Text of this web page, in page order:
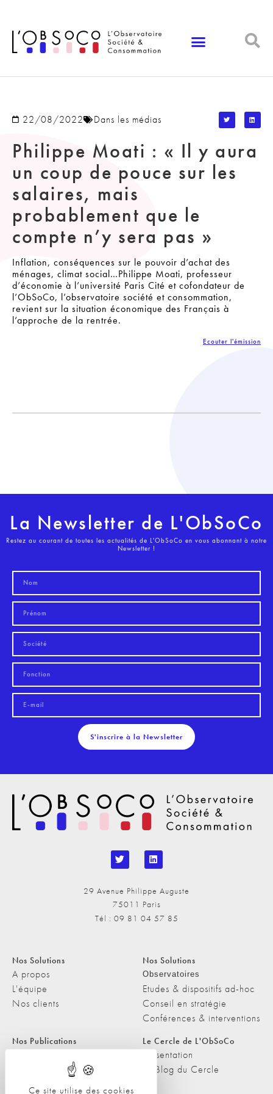
Ce site utilise des cookies
22/08/2022 Dans les médias
Philippe Moati : « Il y aura
un coup de pouce sur les
salaires, mais
probablement que le
compte n’y sera pas »
Inflation, conséquences sur le pouvoir d’achat des
ménages, climat social…Philippe Moati, professeur
d’économie à l’université Paris Cité et cofondateur de
l’ObSoCo, l’observatoire société et consommation,
revient sur la situation économique des Français à
l’approche de la rentrée.
Ecouter l'émission
La Newsletter de L'ObSoCo
Restez au courant de toutes les actualités de L'ObSoCo en vous abonnant à notre
Newsletter !
S'inscrire à la Newsletter
29 Avenue Philippe Auguste
75011 Paris
Tél : 09 81 04 57 85
Nos Solutions
A propos
L'équipe
Nos clients
Nos Solutions
Observatoires
Etudes & dispositifs ad-hoc
Conseil en stratégie
Conférences & interventions
Nos Publications
Les Podcasts de L'ObSoCo
L'ObSoCo dans les médias
Le Cercle de L'ObSoCo
Présentation
Le Blog du Cercle